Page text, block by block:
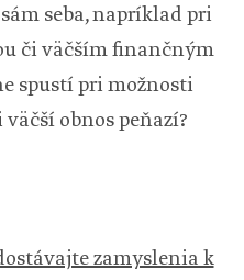
seba, napríklad pri
či väčším finančným
spustí pri možnosti
obnos peňazí?
zamyslenia k